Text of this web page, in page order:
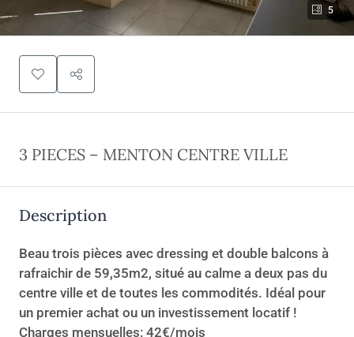
5
3 PIECES – MENTON CENTRE VILLE
Description
Beau trois pièces avec dressing et double balcons à
rafraichir de 59,35m2, situé au calme a deux pas du
centre ville et de toutes les commodités. Idéal pour
un premier achat ou un investissement locatif !
Charges mensuelles: 42€/mois